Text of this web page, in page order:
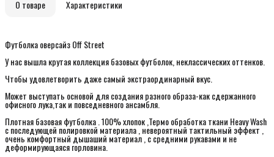
О товаре Характеристики
Футболка оверсайз Off Street
У нас вышла крутая коллекция базовых футболок, неклассических оттенков.
Чтобы удовлетворить даже самый экстраординарный вкус.
Может выступать основой для создания разного образа-как сдержанного
офисного лука,так и повседневного ансамбля.
Плотная базовая футболка . 100% хлопок ,Термо обработка ткани Heavy Wash
с последующей полировкой материала , невероятный тактильный эффект ,
очень комфортный дышаший материал , с средними рукавами и не
деформирующаяся горловина.